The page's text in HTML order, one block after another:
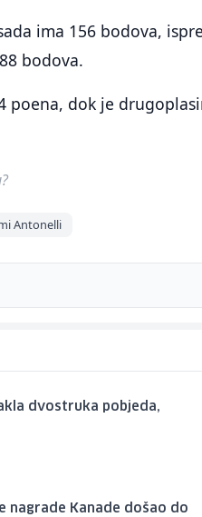
ima 156 bodova,
bodova.
poena, dok je
Antonelli
dvostruka pobjeda,
nagrade Kanade došao do